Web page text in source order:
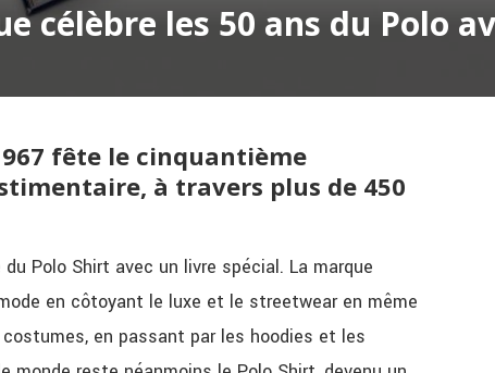
célèbre les 50 ans du Polo
fête le cinquantième
à travers plus de 450
Polo Shirt avec un livre spécial. La marque
en côtoyant le luxe et le streetwear en même
en passant par les hoodies et les